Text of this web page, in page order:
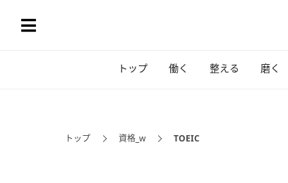
トップ 働く 整える 磨く
トップ 資格_w TOEIC